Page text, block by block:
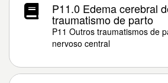
P11.0 Edema cerebral
traumatismo de parto
P11 Outros traumatismos de
nervoso central